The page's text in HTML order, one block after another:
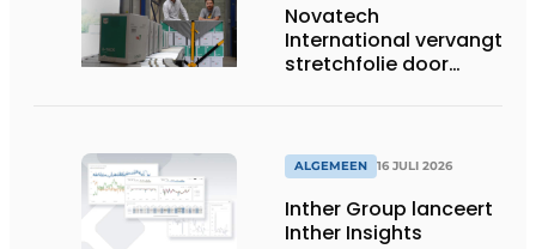
Novatech
International vervangt
stretchfolie door
ALGEMEEN 16 JULI 2026
Inther Group lanceert
Inther Insights